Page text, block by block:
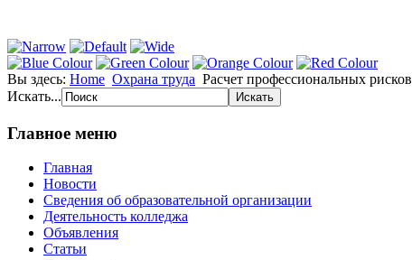
Вы здесь: Home Охрана труда Расчет профессиональных рисков
Искать...
Главное меню
Главная
Новости
Сведения об образовательной организации
Деятельность колледжа
Объявления
Статьи